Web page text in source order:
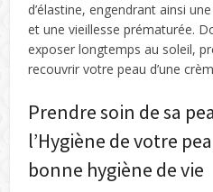
d’élastine, engendrant ainsi
et une vieillesse prématurée.
exposer longtemps au soleil,
recouvrir votre peau d’une
Prendre soin de sa
l’Hygiène de votre
bonne hygiène de vie